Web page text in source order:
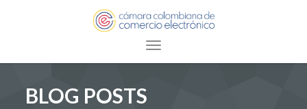
Toggle navigation
BLOG POSTS